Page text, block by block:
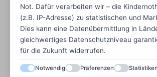
Not. Dafür verarbeiten wir – die
(z.B. IP-Adresse) zu statistischen und
Dies kann eine Datenübermittlung in
gleichwertiges Datenschutzniveau
für die Zukunft widerrufen.
Notwendig Präferenzen Statistiken
In unserem
Reportagen zu